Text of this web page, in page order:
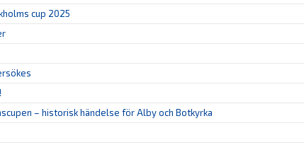
cup 2025
– historisk händelse för Alby och Botkyrka